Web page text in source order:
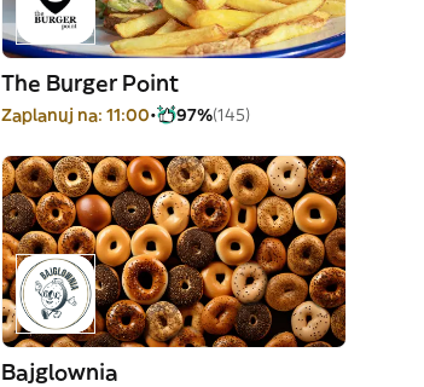
The Burger Point
Zaplanuj na: 11:00 97%(145)
Bajglownia